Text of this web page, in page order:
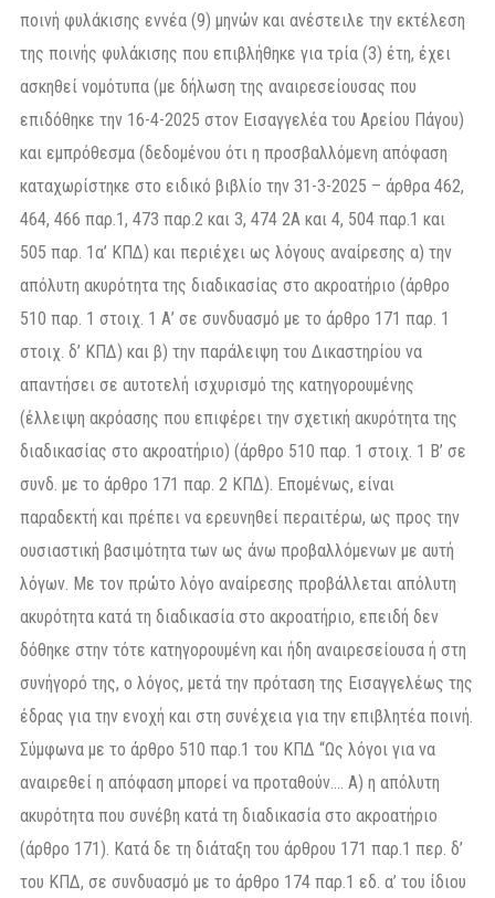
ποινή φυλάκισης εννέα (9) μηνών και ανέστειλε την εκτέλεση
της ποινής φυλάκισης που επιβλήθηκε για τρία (3) έτη, έχει
ασκηθεί νομότυπα (με δήλωση της αναιρεσείουσας που
επιδόθηκε την 16-4-2025 στον Εισαγγελέα του Αρείου Πάγου)
και εμπρόθεσμα (δεδομένου ότι η προσβαλλόμενη απόφαση
καταχωρίστηκε στο ειδικό βιβλίο την 31-3-2025 – άρθρα 462,
464, 466 παρ.1, 473 παρ.2 και 3, 474 2Α και 4, 504 παρ.1 και
505 παρ. 1α’ ΚΠΔ) και περιέχει ως λόγους αναίρεσης α) την
απόλυτη ακυρότητα της διαδικασίας στο ακροατήριο (άρθρο
510 παρ. 1 στοιχ. 1 Α’ σε συνδυασμό με το άρθρο 171 παρ. 1
στοιχ. δ’ ΚΠΔ) και β) την παράλειψη του Δικαστηρίου να
απαντήσει σε αυτοτελή ισχυρισμό της κατηγορουμένης
(έλλειψη ακρόασης που επιφέρει την σχετική ακυρότητα της
διαδικασίας στο ακροατήριο) (άρθρο 510 παρ. 1 στοιχ. 1 Β’ σε
συνδ. με το άρθρο 171 παρ. 2 ΚΠΔ). Επομένως, είναι
παραδεκτή και πρέπει να ερευνηθεί περαιτέρω, ως προς την
ουσιαστική βασιμότητα των ως άνω προβαλλόμενων με αυτή
λόγων. Με τον πρώτο λόγο αναίρεσης προβάλλεται απόλυτη
ακυρότητα κατά τη διαδικασία στο ακροατήριο, επειδή δεν
δόθηκε στην τότε κατηγορουμένη και ήδη αναιρεσείουσα ή στη
συνήγορό της, ο λόγος, μετά την πρόταση της Εισαγγελέως της
έδρας για την ενοχή και στη συνέχεια για την επιβλητέα ποινή.
Σύμφωνα με το άρθρο 510 παρ.1 του ΚΠΔ “Ως λόγοι για να
αναιρεθεί η απόφαση μπορεί να προταθούν…. Α) η απόλυτη
ακυρότητα που συνέβη κατά τη διαδικασία στο ακροατήριο
(άρθρο 171). Κατά δε τη διάταξη του άρθρου 171 παρ.1 περ. δ’
του ΚΠΔ, σε συνδυασμό με το άρθρο 174 παρ.1 εδ. α’ του ίδιου